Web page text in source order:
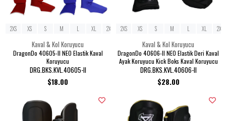
Kaval & Kol Koruyucu
DragonDo 40605-II NEO Elastik Kaval
Koruyucu
DRG.BKS.KVL.40605-II
$18.00
2XS XS S M L XL 2XL
Kaval & Kol Koruyucu
DragonDo 40606-II NEO Elastik Deri Kaval
Ayak Koruyucu Kick Boks Kaval Koruyucu
DRG.BKS.KVL.40606-II
$28.00
2XS XS S M L XL 2XL